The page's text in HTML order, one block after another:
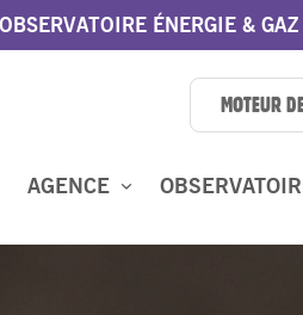
OBSERVATOIRE ÉNERGIE &
AGENCE